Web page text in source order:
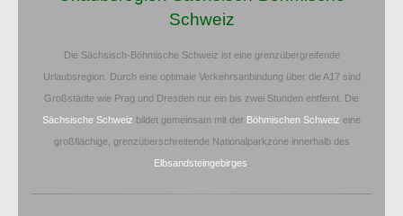
Schweiz
Die Sächsisch-Böhmische Schweiz ist eine grenzübergreifende
Urlaubsregion. Durch eine optimale Verkehrsanbindung über die A17 sind
Großstädte wie Prag und Dresden nur ein bis zwei Stunden entfernt. Die
Sächsische Schweiz bildet gemeinsam mit der Böhmischen Schweiz eine
großflächige, grenzüberschreitende Nationalparkzone innerhalb des
Elbsandsteingebirges